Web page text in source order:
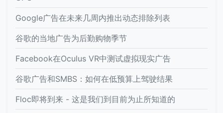
Google广告在未来几周内推出动态排除列表
谷歌的当地广告为后勤购物季节
Facebook在Oculus VR中测试虚拟现实广告
谷歌广告和SMBS：如何在低预算上驾驶结果
Floc即将到来 - 这是我们到目前为止所知道的